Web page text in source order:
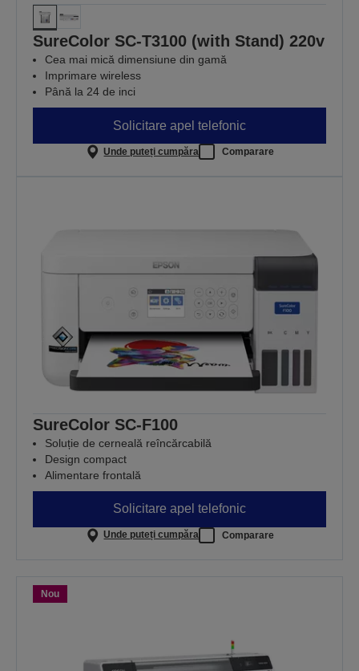
SureColor SC-T3100 (with Stand) 220v
Cea mai mică dimensiune din gamă
Imprimare wireless
Până la 24 de inci
Solicitare apel telefonic
Unde puteți cumpăra Comparare
SureColor SC-F100
Soluție de cerneală reîncărcabilă
Design compact
Alimentare frontală
Solicitare apel telefonic
Unde puteți cumpăra Comparare
Nou